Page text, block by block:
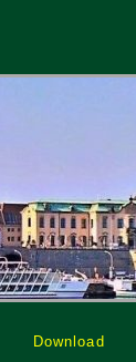
Download